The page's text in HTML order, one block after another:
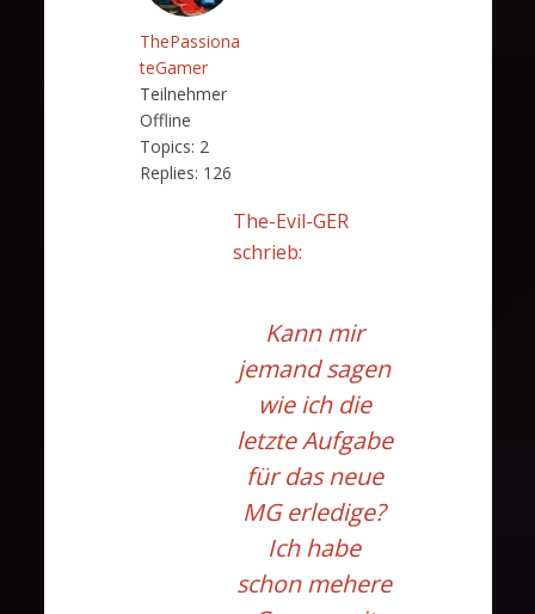
ThePassiona
teGamer
Teilnehmer
Offline
Topics: 2
Replies: 126
The-Evil-GER
schrieb:
Kann mir
jemand sagen
wie ich die
letzte Aufgabe
für das neue
MG erledige?
Ich habe
schon mehere